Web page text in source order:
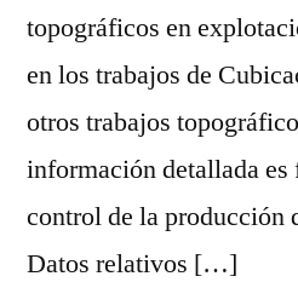
topográficos en
en los trabajos de
otros trabajos
información detallada es
control de la producción
Datos relativos […]